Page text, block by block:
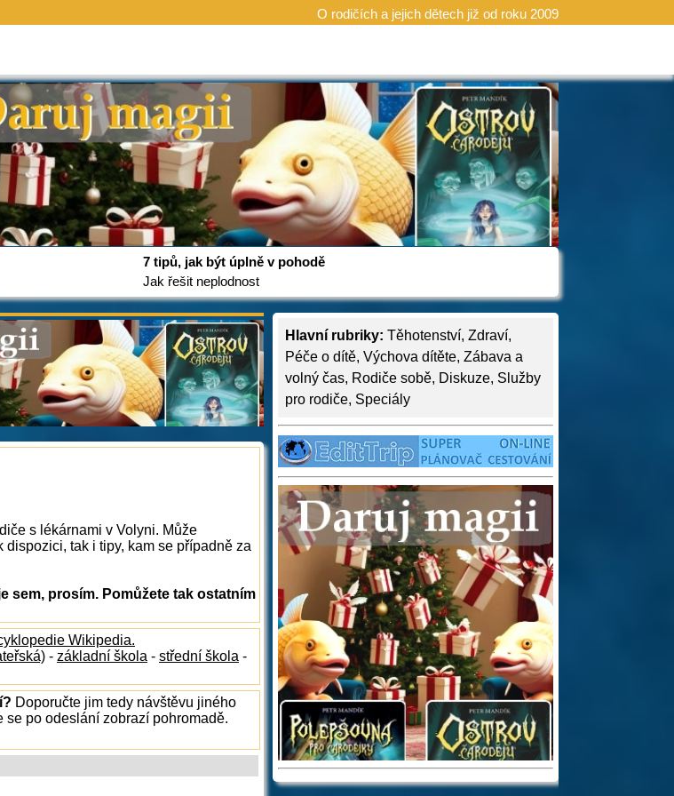
O rodičích a jejich dětech již od roku 2009
7 tipů, jak být úplně v pohodě
Jak řešit neplodnost
Hlavní rubriky: Těhotenství, Zdraví,
Péče o dítě, Výchova dítěte, Zábava a
volný čas, Rodiče sobě, Diskuze, Služby
pro rodiče, Speciály
s lékárnami v Volyni. Může
tak i tipy, kam se případně za
sem, prosím. Pomůžete tak ostatním
Wikipedia.
- základní škola - střední škola -
Doporučte jim tedy návštěvu jiného
se po odeslání zobrazí pohromadě.